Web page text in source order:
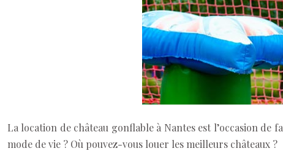
La location de château gonflable à Nantes est l’occasion de
mode de vie ? Où pouvez-vous louer les meilleurs châteaux ?